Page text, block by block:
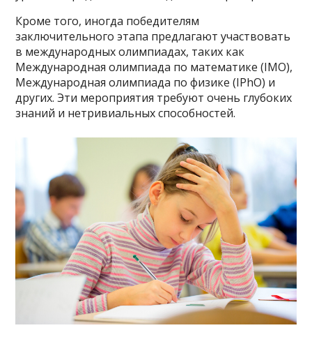
Кроме того, иногда победителям
заключительного этапа предлагают участвовать
в международных олимпиадах, таких как
Международная олимпиада по математике (IMO),
Международная олимпиада по физике (IPhO) и
других. Эти мероприятия требуют очень глубоких
знаний и нетривиальных способностей.